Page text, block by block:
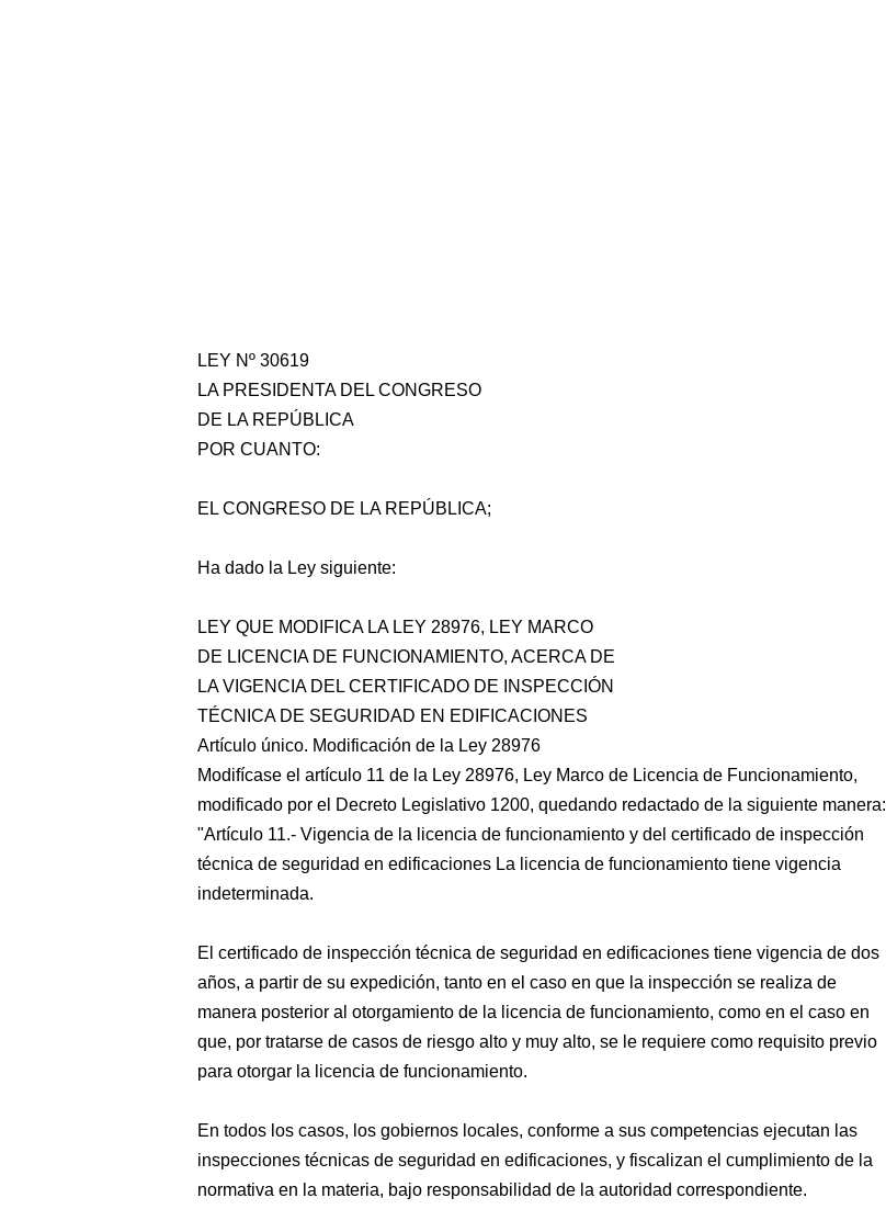
LEY Nº 30619
LA PRESIDENTA DEL CONGRESO
DE LA REPÚBLICA
POR CUANTO:
EL CONGRESO DE LA REPÚBLICA;
Ha dado la Ley siguiente:
LEY QUE MODIFICA LA LEY 28976, LEY MARCO
DE LICENCIA DE FUNCIONAMIENTO, ACERCA DE
LA VIGENCIA DEL CERTIFICADO DE INSPECCIÓN
TÉCNICA DE SEGURIDAD EN EDIFICACIONES
Artículo único. Modificación de la Ley 28976
Modifícase el artículo 11 de la Ley 28976, Ley Marco de Licencia de Funcionamiento,
modificado por el Decreto Legislativo 1200, quedando redactado de la siguiente manera:
"Artículo 11.- Vigencia de la licencia de funcionamiento y del certificado de inspección
técnica de seguridad en edificaciones La licencia de funcionamiento tiene vigencia
indeterminada.
El certificado de inspección técnica de seguridad en edificaciones tiene vigencia de dos
años, a partir de su expedición, tanto en el caso en que la inspección se realiza de
manera posterior al otorgamiento de la licencia de funcionamiento, como en el caso en
que, por tratarse de casos de riesgo alto y muy alto, se le requiere como requisito previo
para otorgar la licencia de funcionamiento.
En todos los casos, los gobiernos locales, conforme a sus competencias ejecutan las
inspecciones técnicas de seguridad en edificaciones, y fiscalizan el cumplimiento de la
normativa en la materia, bajo responsabilidad de la autoridad correspondiente.